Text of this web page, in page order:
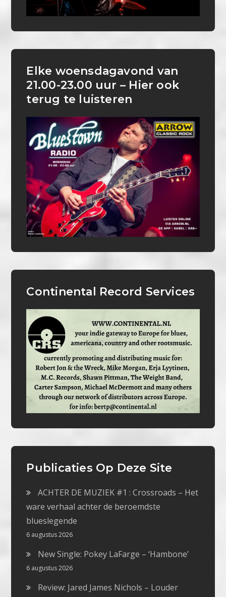
Elke woensdagavond van
21.00-23.00 uur – Hier ook
terug te luisteren
Continental Record Services
Publicaties Op Deze Site
ACHTER DE MUZIEK #1 : Crossroads – Het
ware verhaal achter de beroemdste
blueslegende
6 augustus 2026
New Single: Pokey LaFarge – ‘Hambone’
6 augustus 2026
Review: Jared James Nichols – Louder